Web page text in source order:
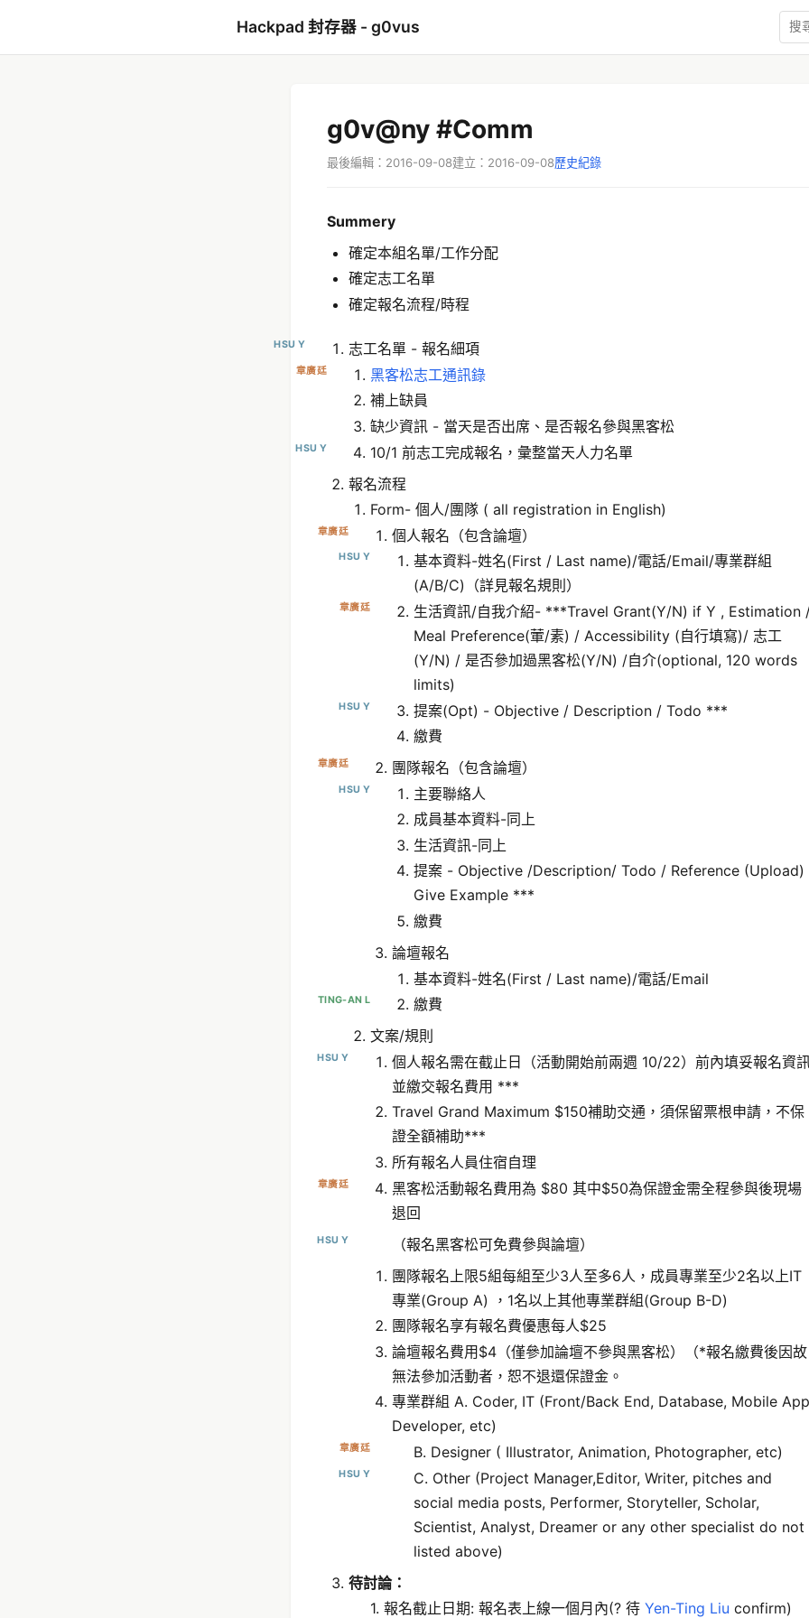
Hackpad 封存器 - g0vus
g0v@ny #Comm
最後編輯：2016-09-08建立：2016-09-08歷史紀錄
Summery
確定本組名單/工作分配
確定志工名單
確定報名流程/時程
HSU Y 志工名單 - 報名細項
章廣廷
黑客松志工通訊錄
補上缺員
缺少資訊 - 當天是否出席、是否報名參與黑客松
HSU Y
10/1 前志工完成報名，彙整當天人力名單
報名流程
Form- 個人/團隊 ( all registration in English)
章廣廷 個人報名（包含論壇）
HSU Y
基本資料-姓名(First / Last name)/電話/Email/專業群組
(A/B/C)（詳見報名規則）
章廣廷
生活資訊/自我介紹- ***Travel Grant(Y/N) if Y , Estimation
Meal Preference(葷/素) / Accessibility (自行填寫)/ 志工
(Y/N) / 是否參加過黑客松(Y/N) /自介(optional, 120 words
limits)
HSU Y
提案(Opt) - Objective / Description / Todo ***
繳費
章廣廷 團隊報名（包含論壇）
HSU Y
主要聯絡人
成員基本資料-同上
生活資訊-同上
提案 - Objective /Description/ Todo / Reference (Upload)
Give Example ***
繳費
論壇報名
基本資料-姓名(First / Last name)/電話/Email
TING-AN L
繳費
文案/規則
HSU Y
個人報名需在截止日（活動開始前兩週 10/22）前內填妥報名資
並繳交報名費用 ***
Travel Grand Maximum $150補助交通，須保留票根申請，不保
證全額補助***
所有報名人員住宿自理
章廣廷
黑客松活動報名費用為 $80 其中$50為保證金需全程參與後現場
退回
HSU Y
（報名黑客松可免費參與論壇）
團隊報名上限5組每組至少3人至多6人，成員專業至少2名以上IT
專業(Group A) ，1名以上其他專業群組(Group B-D)
團隊報名享有報名費優惠每人$25
論壇報名費用$4（僅參加論壇不參與黑客松）（*報名繳費後因故
無法參加活動者，恕不退還保證金。
專業群組 A. Coder, IT (Front/Back End, Database, Mobile App
Developer, etc)
章廣廷 B. Designer ( Illustrator, Animation, Photographer, etc)
HSU Y
C. Other (Project Manager,Editor, Writer, pitches and
social media posts, Performer, Storyteller, Scholar,
Scientist, Analyst, Dreamer or any other specialist do not
listed above)
待討論：
1. 報名截止日期: 報名表上線一個月內(? 待 Yen-Ting Liu confirm)